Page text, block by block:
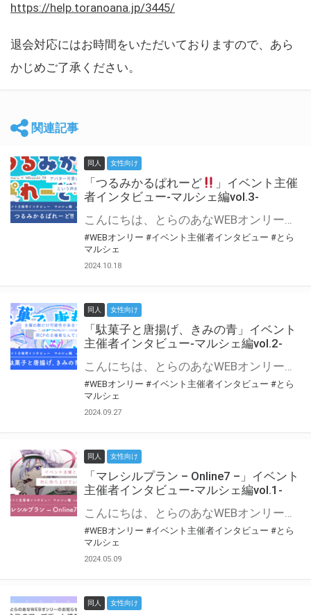
https://help.toranoana.jp/3445/
退会対応にはお時間をいただいておりますので、あら
かじめご了承ください。
関連記事
同人 女性向け
「つるみかるぱれーど
」イベント主催
者インタビュー-マルシェ編vol.3-
こんにちは、とらのあなWEBオンリー運営スタッフです。 新たにお届けする、イベント主催者インタビュー-マルシェ編-は、 とらのあなWEBオンリー「マルシェ」をご利用した主催様に 「マルシェ」を使って開催した感想や心がけをお聞きする企画です。 今回は、WEBオンリー初開催「つるみかるぱれーど
#WEBオンリー #イベント主催者インタビュー #とら
マルシェ
2024.10.18
同人 女性向け
「駄菓子と唐揚げ、きみの青」イベント
主催者インタビュー-マルシェ編vol.2-
こんにちは、とらのあなWEBオンリー運営スタッフです。 新たにお届けする、イベント主催者インタビュー-マルシェ編-は、 とらのあなWEBオンリー「マルシェ」をご利用の主催様に 「マルシェ」を使ってイベントを開催した感想や心がけをお聞きする企画です。 今回は、WEBオンリー初開催「駄菓子と唐揚げ、きみの青」より、 主催のぎこ六屋様にお話を伺いました。 協力：ぎこ六屋様／イベント公式Twitter（@krkgwks） とらのあなWEBオンリー「マルシェ」とは？ WEBオンリーでリアルタイムでコミュニケーションがとれるオンライン会場です。
#WEBオンリー #イベント主催者インタビュー #とら
マルシェ
2024.09.27
同人 女性向け
「マレシルプラン – Online7 –」イベント
主催者インタビュー-マルシェ編vol.1-
こんにちは、とらのあなWEBオンリー運営スタッフです。 新たにお届けする、イベント主催者インタビュー-マルシェ編-は、 とらのあなWEBオンリー「マルシェ」をご利用した主催様に 「マルシェ」を使って開催した感想や心がけをお聞きする企画です。 今回は、WEBオンリー開催7回目迎えた「マレシルプラン – Online7 –」より、 主催の玉川うた様にお話を伺いました。 ▼マレシルプランのインタビュー前回記事 「イベント主催者インタビュー vol.6」はこちら 協力：玉川うた様（マレシルプラン実行委員会 代表）／イベント公式Twitter（@mallesil_plan） とらのあなWEBオンリー「マルシェ」とは？ WEBオンリーでリアルタイムでコミュニケーションがとれるオンライン会場です。
#WEBオンリー #イベント主催者インタビュー #とら
マルシェ
2024.05.09
同人 女性向け